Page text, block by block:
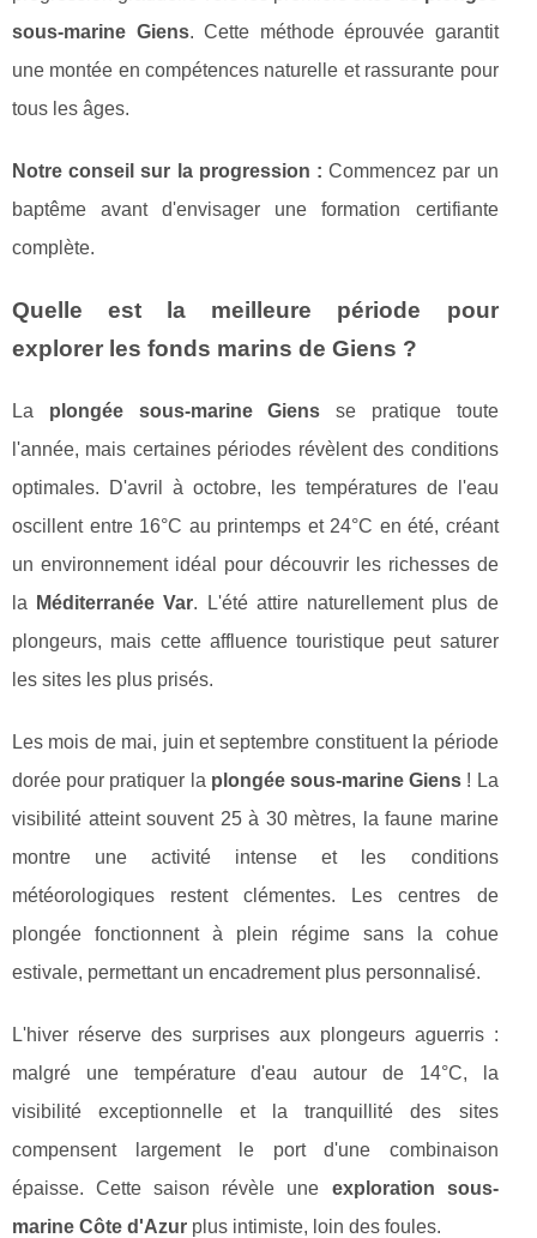
sous-marine Giens. Cette méthode éprouvée garantit
une montée en compétences naturelle et rassurante pour
tous les âges.
Notre conseil sur la progression : Commencez par un
baptême avant d'envisager une formation certifiante
complète.
Quelle est la meilleure période pour
explorer les fonds marins de Giens ?
La plongée sous-marine Giens se pratique toute
l'année, mais certaines périodes révèlent des conditions
optimales. D'avril à octobre, les températures de l'eau
oscillent entre 16°C au printemps et 24°C en été, créant
un environnement idéal pour découvrir les richesses de
la
Méditerranée Var. L'été attire naturellement plus de
plongeurs, mais cette affluence touristique peut saturer
les sites les plus prisés.
Les mois de mai, juin et septembre constituent la période
dorée pour pratiquer la plongée sous-marine Giens ! La
visibilité atteint souvent 25 à 30 mètres, la faune marine
montre une activité intense et les conditions
météorologiques restent clémentes. Les centres de
plongée fonctionnent à plein régime sans la cohue
estivale, permettant un encadrement plus personnalisé.
L'hiver réserve des surprises aux plongeurs aguerris :
malgré une température d'eau autour de 14°C, la
visibilité exceptionnelle et la tranquillité des sites
compensent largement le port d'une combinaison
épaisse. Cette saison révèle une exploration sous-
marine Côte d'Azur plus intimiste, loin des foules.